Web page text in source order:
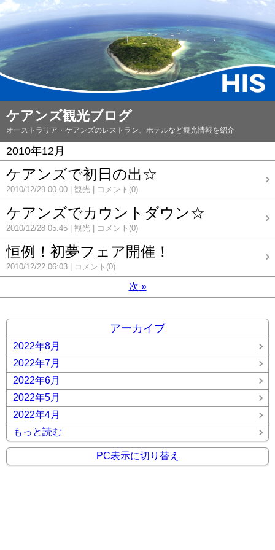
ケアンズ観光ブログ
オーストラリア・ケアンズのレストラン、ホテルなど観光情報を紹介
2010年12月
ケアンズで初日の出☆
2010/12/29 00:00 観光 コメント(0)
ケアンズでカウントダウン☆
2010/12/28 05:45 観光 コメント(0)
恒例！初夢フェア開催！
2010/12/22 06:03 コメント(0)
次 »
アーカイブ
2022年8月
2022年7月
2022年6月
2022年5月
2022年4月
もっと読む
PC表示に切り替え